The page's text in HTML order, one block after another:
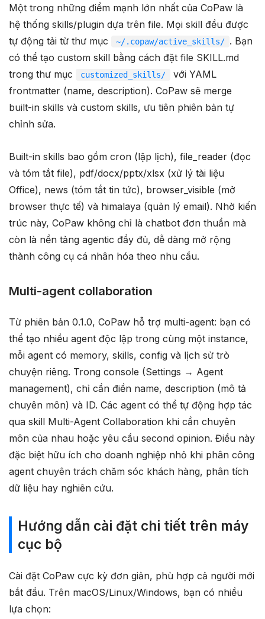
Một trong những điểm mạnh lớn nhất của CoPaw là
hệ thống skills/plugin dựa trên file. Mọi skill đều được
tự động tải từ thư mục
~/.copaw/active_skills/ . Bạn
có thể tạo custom skill bằng cách đặt file SKILL.md
trong thư mục
customized_skills/
với YAML
frontmatter (name, description). CoPaw sẽ merge
built-in skills và custom skills, ưu tiên phiên bản tự
chỉnh sửa.
Built-in skills bao gồm cron (lập lịch), file_reader (đọc
và tóm tắt file), pdf/docx/pptx/xlsx (xử lý tài liệu
Office), news (tóm tắt tin tức), browser_visible (mở
browser thực tế) và himalaya (quản lý email). Nhờ kiến
trúc này, CoPaw không chỉ là chatbot đơn thuần mà
còn là nền tảng agentic đầy đủ, dễ dàng mở rộng
thành công cụ cá nhân hóa theo nhu cầu.
Multi-agent collaboration
Từ phiên bản 0.1.0, CoPaw hỗ trợ multi-agent: bạn có
thể tạo nhiều agent độc lập trong cùng một instance,
mỗi agent có memory, skills, config và lịch sử trò
chuyện riêng. Trong console (Settings → Agent
management), chỉ cần điền name, description (mô tả
chuyên môn) và ID. Các agent có thể tự động hợp tác
qua skill Multi-Agent Collaboration khi cần chuyên
môn của nhau hoặc yêu cầu second opinion. Điều này
đặc biệt hữu ích cho doanh nghiệp nhỏ khi phân công
agent chuyên trách chăm sóc khách hàng, phân tích
dữ liệu hay nghiên cứu.
Hướng dẫn cài đặt chi tiết trên máy
cục bộ
Cài đặt CoPaw cực kỳ đơn giản, phù hợp cả người mới
bắt đầu. Trên macOS/Linux/Windows, bạn có nhiều
lựa chọn: